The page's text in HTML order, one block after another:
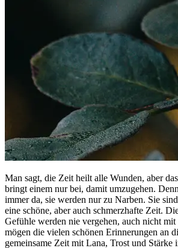
Man sagt, die Zeit heilt alle Wunden, aber
bringt einem nur bei, damit umzugehen.
immer da, sie werden nur zu Narben. Sie
eine schöne, aber auch schmerzhafte Zeit.
Gefühle werden nie vergehen, auch nicht
mögen die vielen schönen Erinnerungen an
gemeinsame Zeit mit Lana, Trost und Stärke